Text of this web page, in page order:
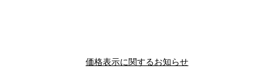
価格表示に関するお知らせ